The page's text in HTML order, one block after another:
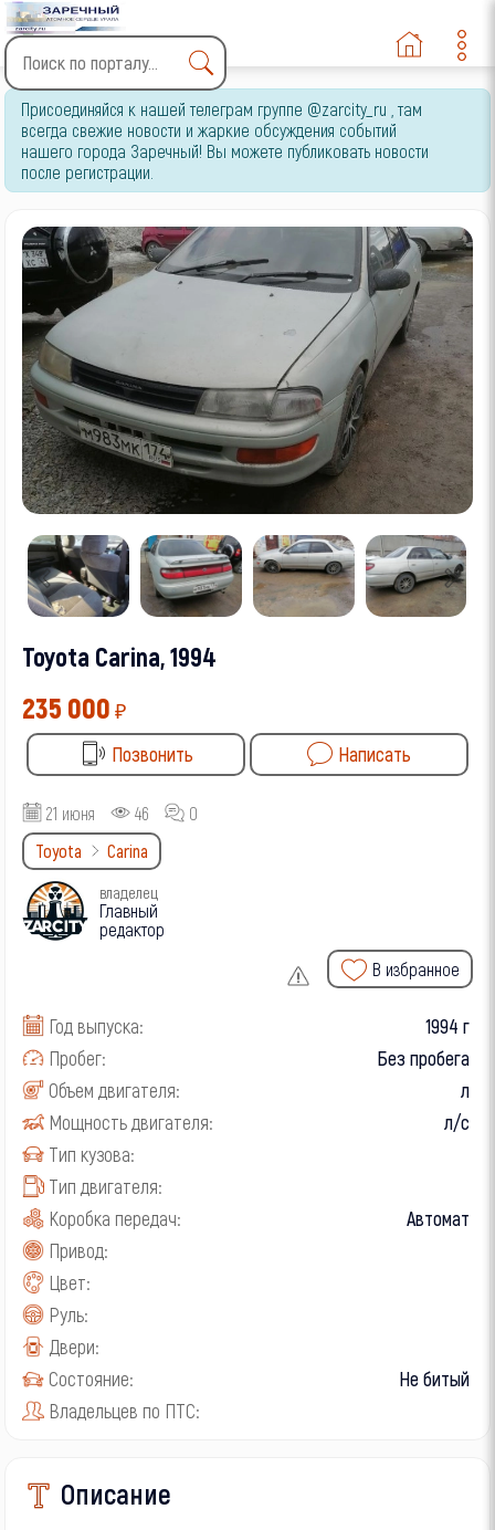
Type 2 or more characters
for results.
Присоединяйся к нашей телеграм группе @zarcity_ru , там
всегда свежие новости и жаркие обсуждения событий
нашего города Заречный! Вы можете публиковать новости
после регистрации.
Toyota Carina, 1994
235 000 ₽
Позвонить
Написать
21 июня 46
0
Toyota
Carina
владелец
Главный
редактор
В избранное
Год выпуска:
1994 г
Пробег:
Без пробега
Объем двигателя:
л
Мощность двигателя:
л/с
Тип кузова:
Тип двигателя:
Коробка передач:
Автомат
Привод:
Цвет:
Руль:
Двери:
Состояние:
Не битый
Владельцев по ПТС:
Описание